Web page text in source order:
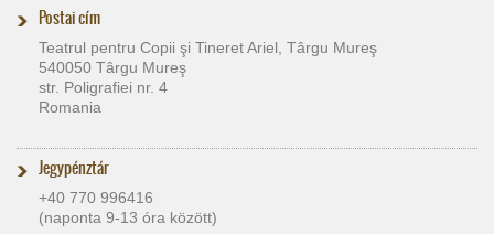
Postai cím
Teatrul pentru Copii şi Tineret Ariel, Târgu Mureş
540050 Târgu Mureş
str. Poligrafiei nr. 4
Romania
Jegypénztár
+40 770 996416
(naponta 9-13 óra között)